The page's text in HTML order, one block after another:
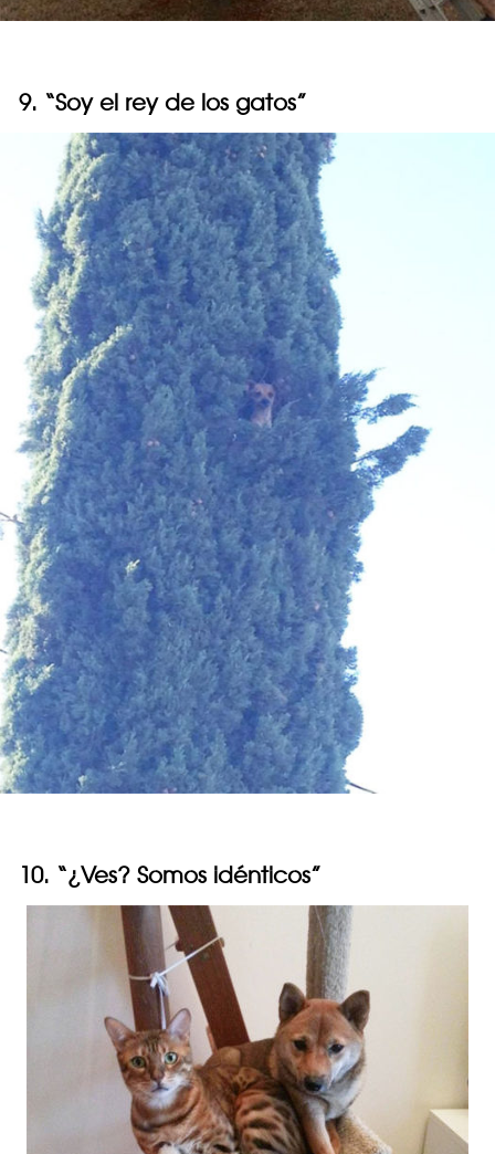
9. “Soy el rey de los gatos”
10. “¿Ves? Somos idénticos”